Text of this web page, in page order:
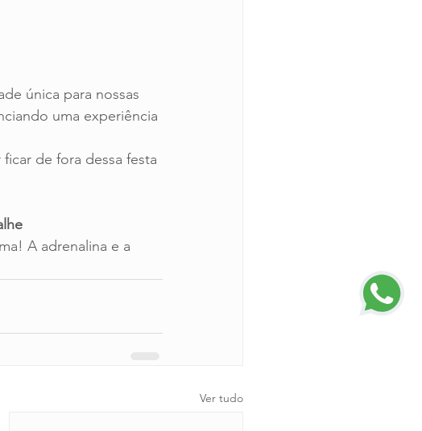
única para nossas
uma experiência
de fora dessa festa
A adrenalina e a
Ver tudo